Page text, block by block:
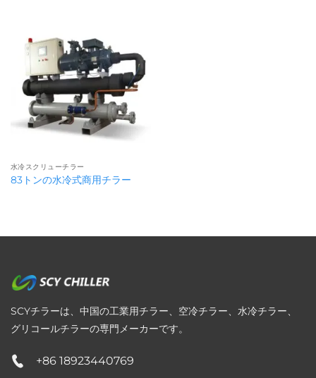
水冷スクリューチラー
83トンの水冷式商用チラー
SCYチラーは、中国の工業用チラー、空冷チラー、水冷チラー、
グリコールチラーの専門メーカーです。
+86 18923440769